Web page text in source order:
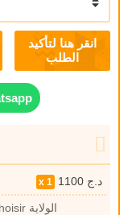
1 1100 د.ج
Choisir الولاية